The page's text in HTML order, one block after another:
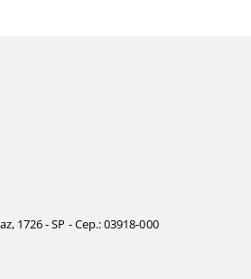
1726 - SP - Cep.: 03918-000